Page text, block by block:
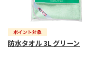
防水タオル 3L グリーン